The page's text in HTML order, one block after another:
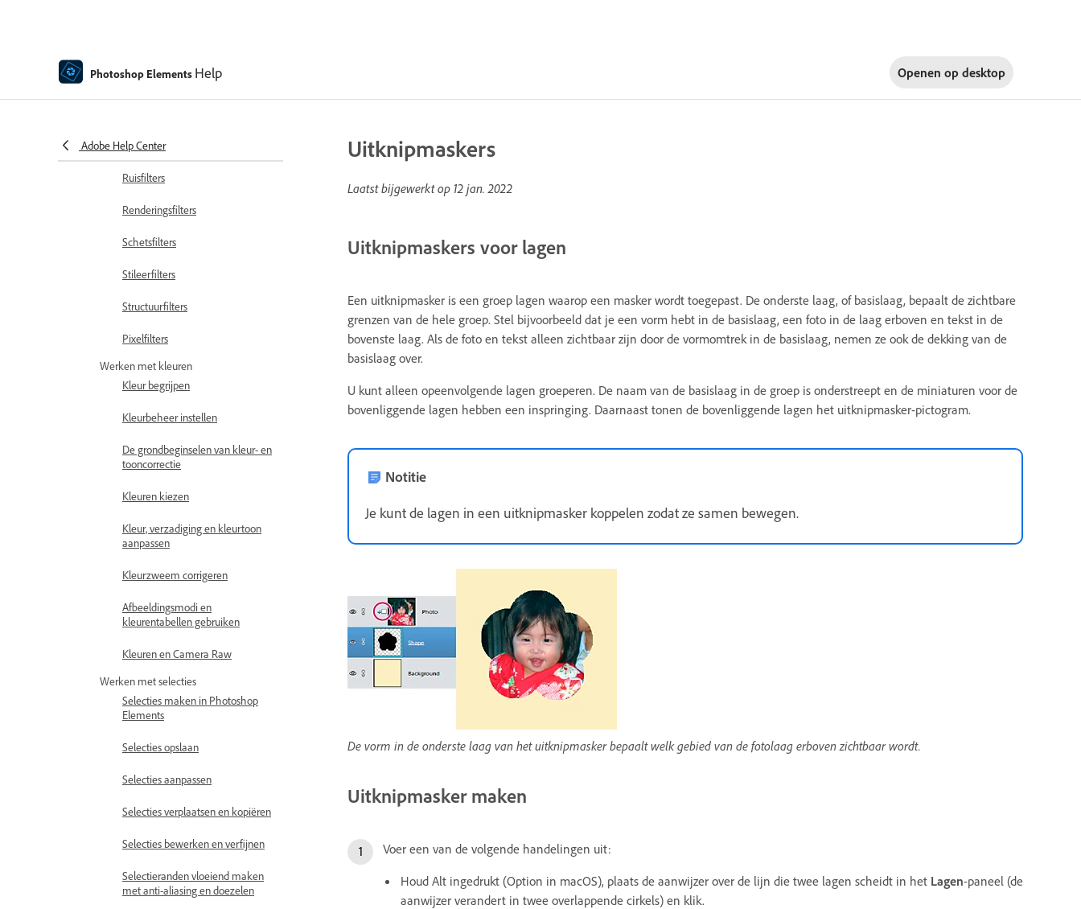
Photoshop Elements Help Openen op desktop
Adobe Help Center
Penseelstreekfilters
Overige filters
Ruisfilters
Renderingsfilters
Schetsfilters
Stileerfilters
Structuurfilters
Pixelfilters
Werken met kleuren
Kleur begrijpen
Kleurbeheer instellen
De grondbeginselen van kleur- en
tooncorrectie
Kleuren kiezen
Kleur, verzadiging en kleurtoon
aanpassen
Kleurzweem corrigeren
Afbeeldingsmodi en
kleurentabellen gebruiken
Kleuren en Camera Raw
Werken met selecties
Selecties maken in Photoshop
Elements
Selecties opslaan
Selecties aanpassen
Selecties verplaatsen en kopiëren
Selecties bewerken en verfijnen
Selectieranden vloeiend maken
met anti-aliasing en doezelen
Uitknipmaskers
Laatst bijgewerkt op 12 jan. 2022
Uitknipmaskers voor lagen
Een uitknipmasker is een groep lagen waarop een masker wordt toegepast. De onderste laag, of basislaag, bepaalt de zichtbare
grenzen van de hele groep. Stel bijvoorbeeld dat je een vorm hebt in de basislaag, een foto in de laag erboven en tekst in de
bovenste laag. Als de foto en tekst alleen zichtbaar zijn door de vormomtrek in de basislaag, nemen ze ook de dekking van de
basislaag over.
U kunt alleen opeenvolgende lagen groeperen. De naam van de basislaag in de groep is onderstreept en de miniaturen voor de
bovenliggende lagen hebben een inspringing. Daarnaast tonen de bovenliggende lagen het uitknipmasker-pictogram.
Notitie
Je kunt de lagen in een uitknipmasker koppelen zodat ze samen bewegen.
De vorm in de onderste laag van het uitknipmasker bepaalt welk gebied van de fotolaag erboven zichtbaar wordt.
Uitknipmasker maken
Voer een van de volgende handelingen uit:
Houd Alt ingedrukt (Option in macOS), plaats de aanwijzer over de lijn die twee lagen scheidt in het Lagen-paneel (de
aanwijzer verandert in twee overlappende cirkels) en klik.